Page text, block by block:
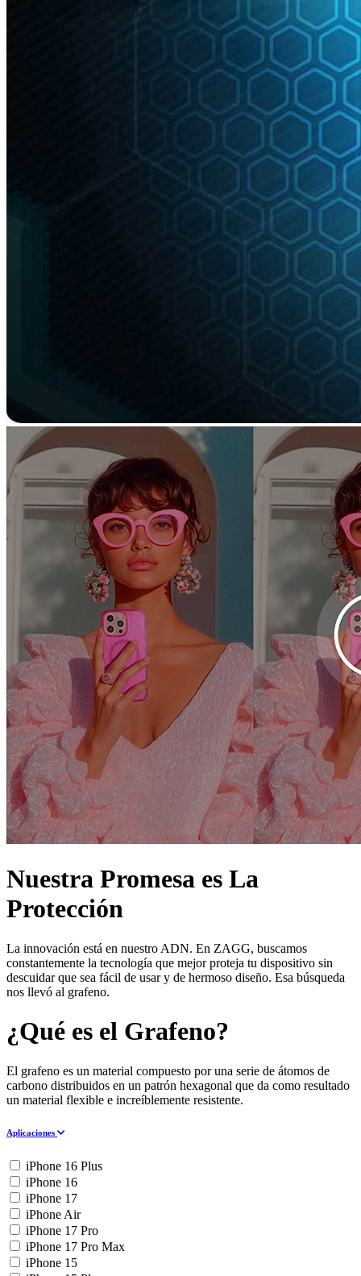
Nuestra Promesa es La
Protección
La innovación está en nuestro ADN. En ZAGG, buscamos
constantemente la tecnología que mejor proteja tu dispositivo sin
descuidar que sea fácil de usar y de hermoso diseño. Esa búsqueda
nos llevó al grafeno.
¿Qué es el Grafeno?
El grafeno es un material compuesto por una serie de átomos de
carbono distribuidos en un patrón hexagonal que da como resultado
un material flexible e increíblemente resistente.
Aplicaciones
iPhone 16 Plus
iPhone 16
iPhone 17
iPhone Air
iPhone 17 Pro
iPhone 17 Pro Max
iPhone 15